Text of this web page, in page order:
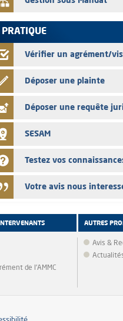
PRATIQUE
Vérifier un agrément/
Déposer une plainte
Déposer une requête
SESAM
Testez vos
Votre avis nous
de l'AMMC
AUTRES
Avis &